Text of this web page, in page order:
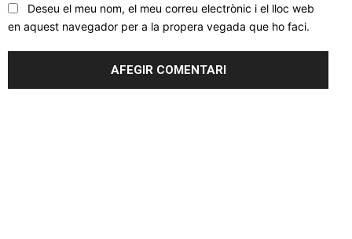
Deseu el meu nom, el meu correu electrònic i el lloc web
en aquest navegador per a la propera vegada que ho faci.